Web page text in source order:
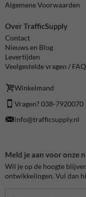
Algemene Voorwaarden
Over TrafficSupply
Contact
Nieuws en Blog
Levertijden
Veelgestelde vragen / FAQ
Winkelmand
Vragen? 038-7920070
info@trafficsupply.nl
Meld je aan voor onze
Wil je op de hoogte
ontwikkelingen. Vul dan